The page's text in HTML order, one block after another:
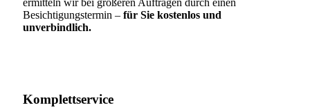
Besichtigungstermin – für Sie kostenlos und
unverbindlich.
Komplettservice​